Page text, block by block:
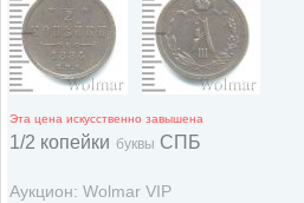
Эта цена искусственно завышена
1/2 копейки буквы СПБ
Аукцион: Wolmar VIP